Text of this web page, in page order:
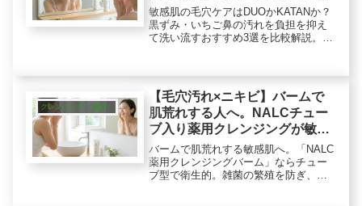
する本命比較
敏感肌の毛穴ケアはDUOかKATANか？
黒ずみ・いちご鼻の汚れを負担を抑え
て洗い流すおすすめ3選を比較解説。摩
網羅。成分重視で選ぶ、肌に優しい本
命はこれ！
クレンジング・洗顔・ピーリング
【毛穴汚れ×ニキビ】バームで
肌荒れする人へ。NALCチュー
ブ入り薬用クレンジングが敏感
肌の本命
バームで肌荒れする敏感肌へ。「NALC
薬用クレンジングバーム」ならチュー
ブ型で衛生的。雑菌の繁殖を防ぎ、有